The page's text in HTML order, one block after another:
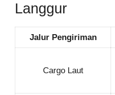
Langgur
Jalur Pengiriman
Cargo Laut